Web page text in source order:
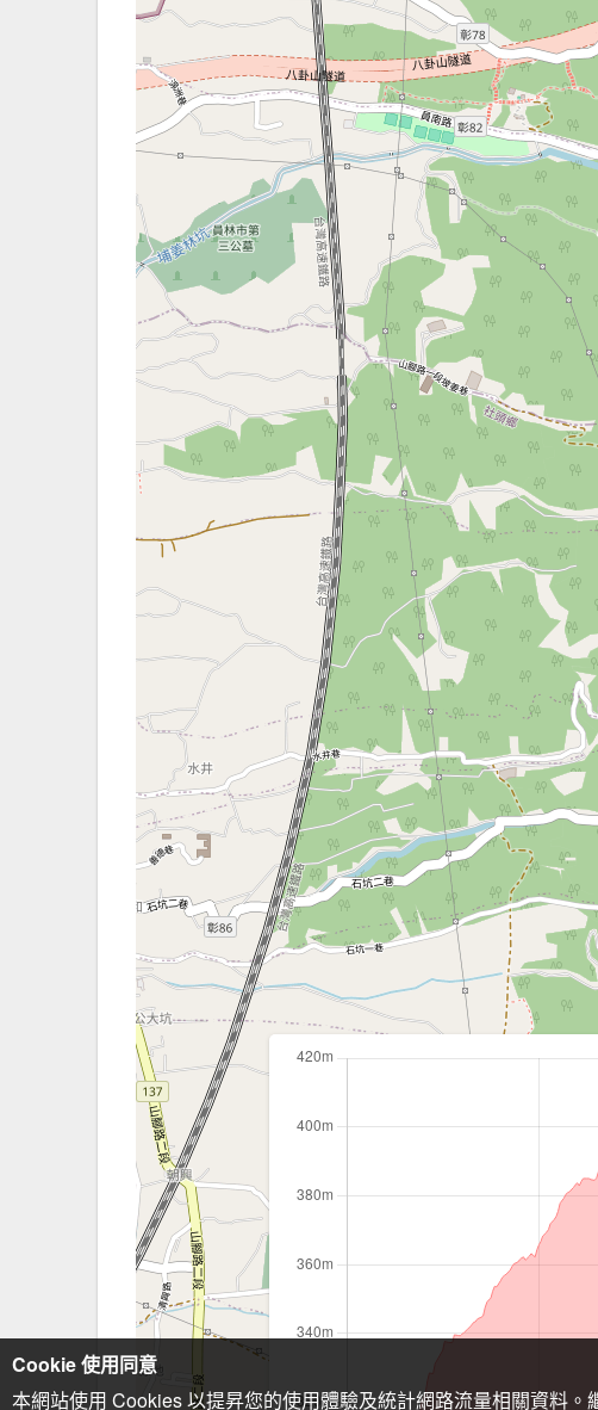
Cookie 使用同意
本網站使用 Cookies 以提昇您的使用體驗及統計網路流量相關資料